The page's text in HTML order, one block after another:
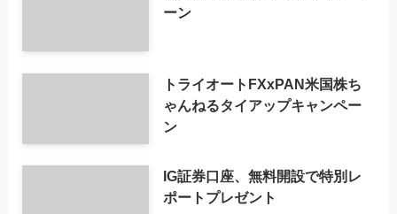
ーン
トライオートFXxPAN米国株ち
ゃんねるタイアップキャンペー
ン
IG証券口座、無料開設で特別レ
ポートプレゼント